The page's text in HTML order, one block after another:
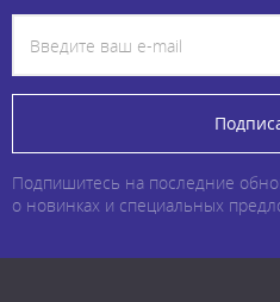
Подпишитесь на последние
о новинках и специальных